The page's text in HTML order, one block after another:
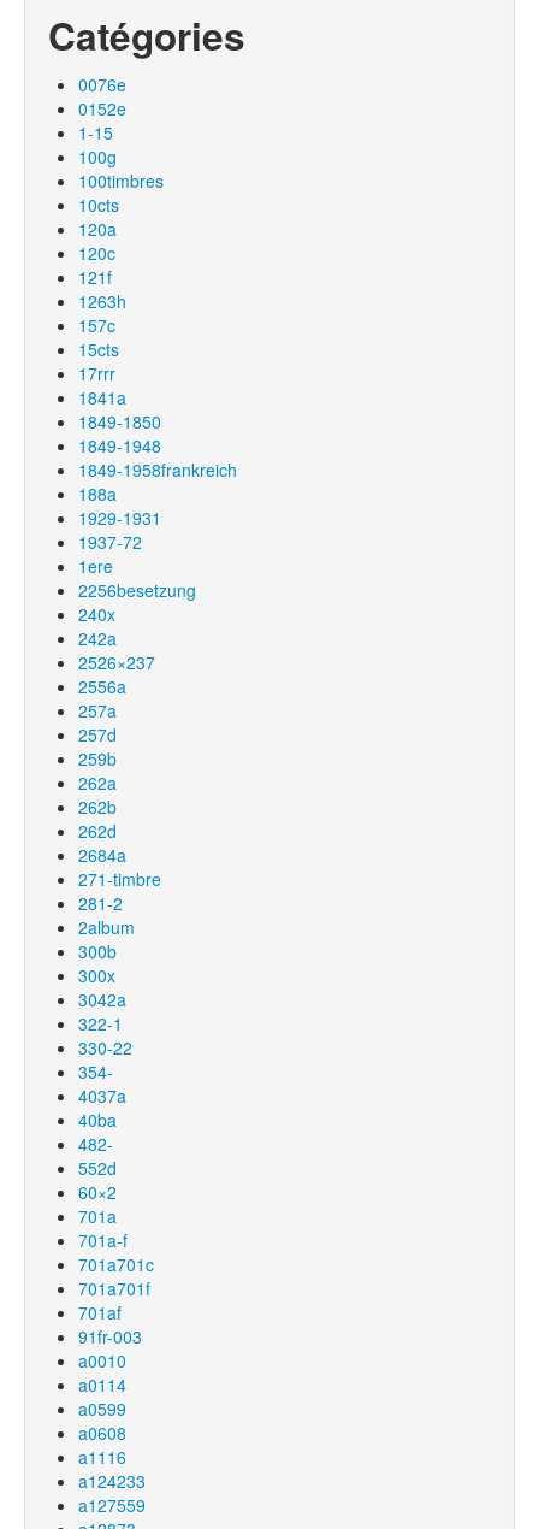
Catégories
0076e
0152e
1-15
100g
100timbres
10cts
120a
120c
121f
1263h
157c
15cts
17rrr
1841a
1849-1850
1849-1948
1849-1958frankreich
188a
1929-1931
1937-72
1ere
2256besetzung
240x
242a
2526×237
2556a
257a
257d
259b
262a
262b
262d
2684a
271-timbre
281-2
2album
300b
300x
3042a
322-1
330-22
354-
4037a
40ba
482-
552d
60×2
701a
701a-f
701a701c
701a701f
701af
91fr-003
a0010
a0114
a0599
a0608
a1116
a124233
a127559